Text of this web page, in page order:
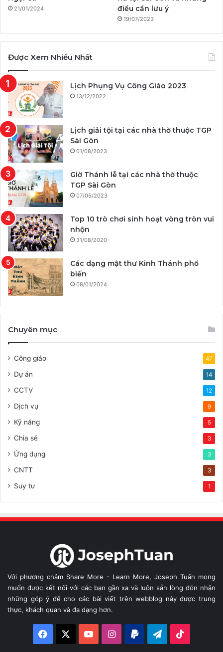
21/01/2024
điều cần lưu ý
19/07/2023
Được Xem Nhiều Nhất
Lịch Phụng Vụ Công Giáo 2023
13/12/2022
Lịch giải tội tại các nhà thờ thuộc TGP
Sài Gòn
01/08/2023
Giờ Thánh lễ tại các nhà thờ thuộc
TGP Sài Gòn
07/05/2023
Top 10 trò chơi sinh hoạt vòng tròn vui
nhộn
31/08/2020
Các dạng mật thư Kinh Thánh phổ
biến
08/01/2024
Chuyên mục
Công giáo 47
Dự án 14
CCTV 12
Dịch vụ 9
Kỹ năng 5
Chia sẻ 3
Ứng dụng 3
CNTT 3
Suy tư 1
Với phương châm Share More - Learn More, Joseph Tuấn mong
muốn được kết nối với các bạn gần xa và luôn sẵn lòng đón nhận
những góp ý để cho các bài viết trên webblog này được trung
thực, khách quan và đa dạng hơn.
Facebook YouTubeInstagram
Paypal Telegram